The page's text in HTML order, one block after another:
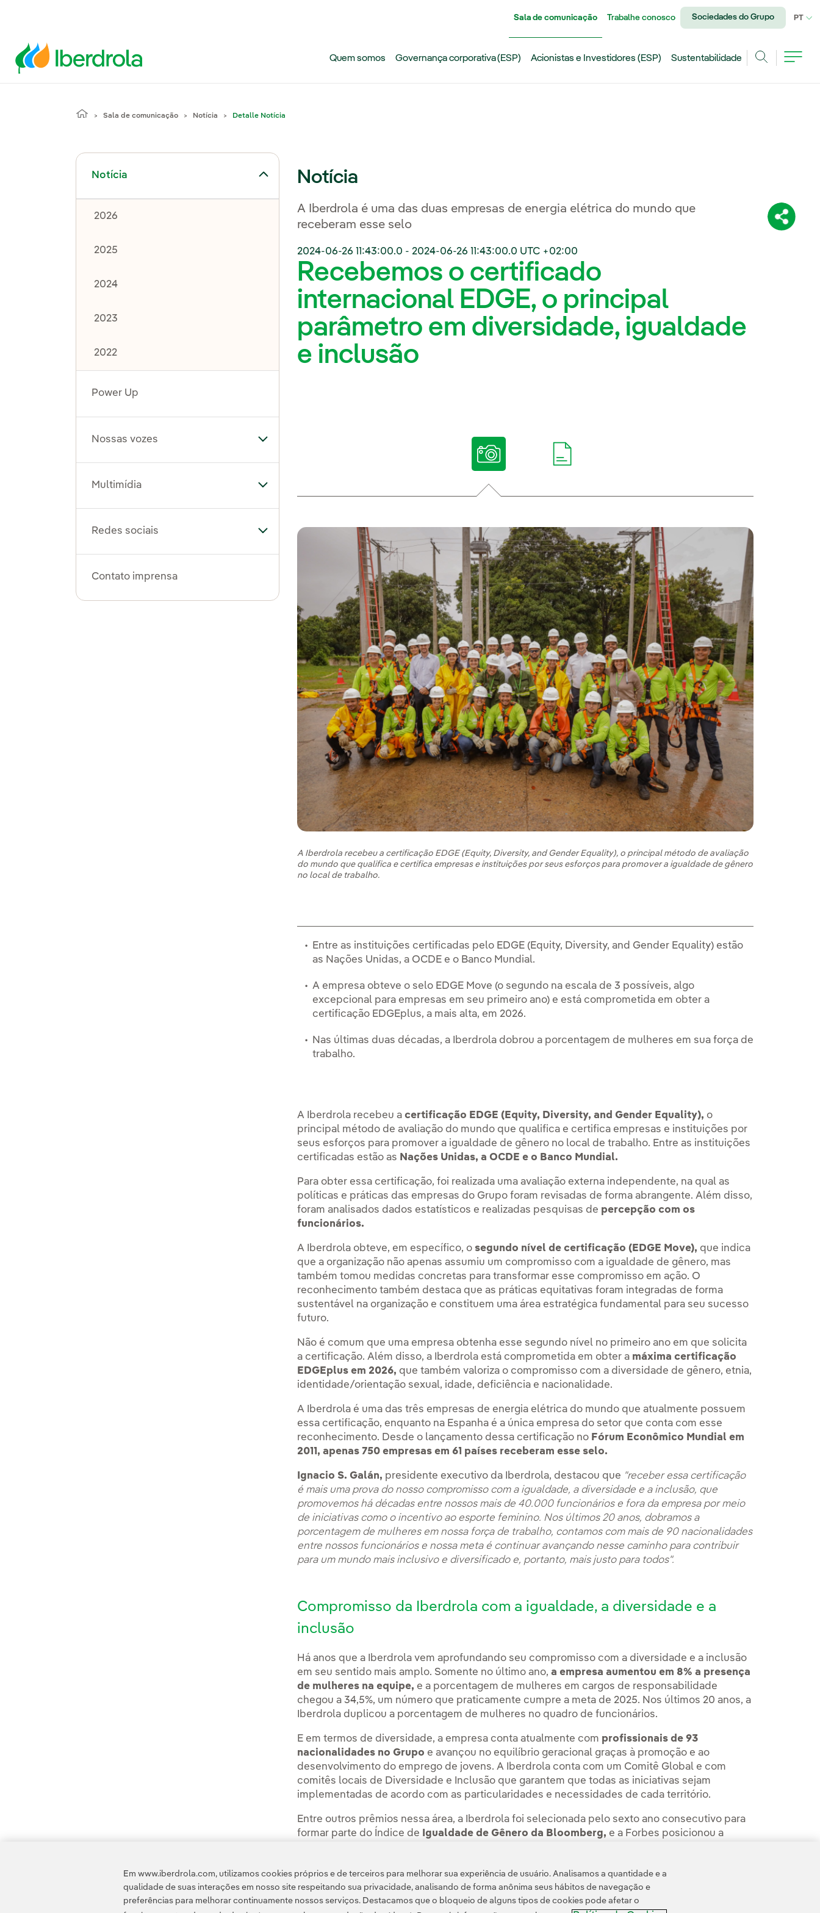
Sala de comunicação Trabalhe conosco Sociedades do Grupo PT
Quem somos Governança corporativa (ESP) Acionistas e Investidores (ESP)
Sustentabilidade
Sala de comunicação Notícia Detalle Notícia
Notícia
Alternar submenu de Notícia
2026
2025
2024
2023
2022
Power Up
Nossas vozes Alternar submenu de Nossas vozes
Multimídia Alternar submenu de Multimídia
Redes sociais Alternar submenu de Redes sociais
Contato imprensa
Notícia
A Iberdrola é uma das duas empresas de energia elétrica do mundo que
receberam esse selo
2024-06-26 11:43:00.0 - 2024-06-26 11:43:00.0 UTC +02:00
Recebemos o certificado
internacional EDGE, o principal
parâmetro em diversidade, igualdade
e inclusão
A Iberdrola recebeu a certificação EDGE (Equity, Diversity, and Gender Equality), o principal método de avaliação
do mundo que qualifica e certifica empresas e instituições por seus esforços para promover a igualdade de gênero
no local de trabalho.
Entre as instituições certificadas pelo EDGE (Equity, Diversity, and Gender Equality) estão
as Nações Unidas, a OCDE e o Banco Mundial.
A empresa obteve o selo EDGE Move (o segundo na escala de 3 possíveis, algo
excepcional para empresas em seu primeiro ano) e está comprometida em obter a
certificação EDGEplus, a mais alta, em 2026.
Nas últimas duas décadas, a Iberdrola dobrou a porcentagem de mulheres em sua força de
trabalho.
A Iberdrola recebeu a certificação EDGE (Equity, Diversity, and Gender Equality), o
principal método de avaliação do mundo que qualifica e certifica empresas e instituições por
seus esforços para promover a igualdade de gênero no local de trabalho. Entre as instituições
certificadas estão as Nações Unidas, a OCDE e o Banco Mundial.
Para obter essa certificação, foi realizada uma avaliação externa independente, na qual as
políticas e práticas das empresas do Grupo foram revisadas de forma abrangente. Além disso,
foram analisados dados estatísticos e realizadas pesquisas de percepção com os
funcionários.
A Iberdrola obteve, em específico, o segundo nível de certificação (EDGE Move), que indica
que a organização não apenas assumiu um compromisso com a igualdade de gênero, mas
também tomou medidas concretas para transformar esse compromisso em ação. O
reconhecimento também destaca que as práticas equitativas foram integradas de forma
sustentável na organização e constituem uma área estratégica fundamental para seu sucesso
futuro.
Não é comum que uma empresa obtenha esse segundo nível no primeiro ano em que solicita
a certificação. Além disso, a Iberdrola está comprometida em obter a máxima certificação
EDGEplus em 2026, que também valoriza o compromisso com a diversidade de gênero, etnia,
identidade/orientação sexual, idade, deficiência e nacionalidade.
A Iberdrola é uma das três empresas de energia elétrica do mundo que atualmente possuem
essa certificação, enquanto na Espanha é a única empresa do setor que conta com esse
reconhecimento. Desde o lançamento dessa certificação no Fórum Econômico Mundial em
2011, apenas 750 empresas em 61 países receberam esse selo.
Ignacio S. Galán, presidente executivo da Iberdrola, destacou que "receber essa certificação
é mais uma prova do nosso compromisso com a igualdade, a diversidade e a inclusão, que
promovemos há décadas entre nossos mais de 40.000 funcionários e fora da empresa por meio
de iniciativas como o incentivo ao esporte feminino. Nos últimos 20 anos, dobramos a
porcentagem de mulheres em nossa força de trabalho, contamos com mais de 90 nacionalidades
entre nossos funcionários e nossa meta é continuar avançando nesse caminho para contribuir
para um mundo mais inclusivo e diversificado e, portanto, mais justo para todos".
Compromisso da Iberdrola com a igualdade, a diversidade e a
inclusão
Há anos que a Iberdrola vem aprofundando seu compromisso com a diversidade e a inclusão
em seu sentido mais amplo. Somente no último ano,a empresa aumentou em 8% a presença
de mulheres na equipe, e a porcentagem de mulheres em cargos de responsabilidade
chegou a 34,5%, um número que praticamente cumpre a meta de 2025. Nos últimos 20 anos, a
Iberdrola duplicou a porcentagem de mulheres no quadro de funcionários.
E em termos de diversidade, a empresa conta atualmente com profissionais de 93
nacionalidades no Grupo e avançou no equilíbrio geracional graças à promoção e ao
desenvolvimento do emprego de jovens. A Iberdrola conta com um Comitê Global e com
comitês locais de Diversidade e Inclusão que garantem que todas as iniciativas sejam
implementadas de acordo com as particularidades e necessidades de cada território.
Entre outros prêmios nessa área, a Iberdrola foi selecionada pelo sexto ano consecutivo para
formar parte do Índice de Igualdade de Gênero da Bloomberg, e a Forbes posicionou a
Em www.iberdrola.com, utilizamos cookies próprios e de terceiros para melhorar sua experiência de usuário. Analisamos a quantidade e a
qualidade de suas interações em nosso site respeitando sua privacidade, analisando de forma anônima seus hábitos de navegação e
preferências para melhorar continuamente nossos serviços. Destacamos que o bloqueio de alguns tipos de cookies pode afetar o